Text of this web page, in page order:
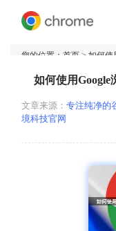
您的位置： 首页 > 如何使
如何使用
文章来源： 专注纯净的
境科技官网